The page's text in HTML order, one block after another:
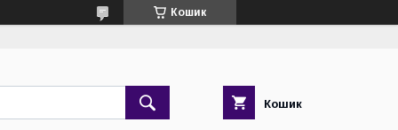
Кошик
Кошик